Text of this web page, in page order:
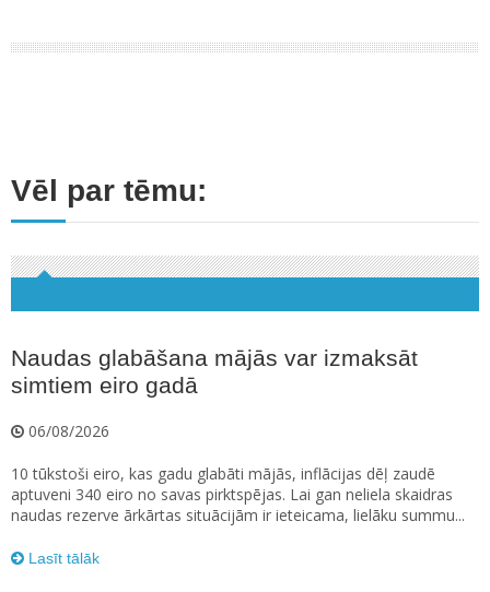
Vēl par tēmu:
Naudas glabāšana mājās var izmaksāt
simtiem eiro gadā
06/08/2026
10 tūkstoši eiro, kas gadu glabāti mājās, inflācijas dēļ zaudē
aptuveni 340 eiro no savas pirktspējas. Lai gan neliela skaidras
naudas rezerve ārkārtas situācijām ir ieteicama, lielāku summu...
Lasīt tālāk